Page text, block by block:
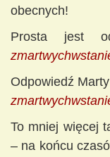
obecnych!
Prosta jest
Odpowiedź
To mniej więcej
– na końcu